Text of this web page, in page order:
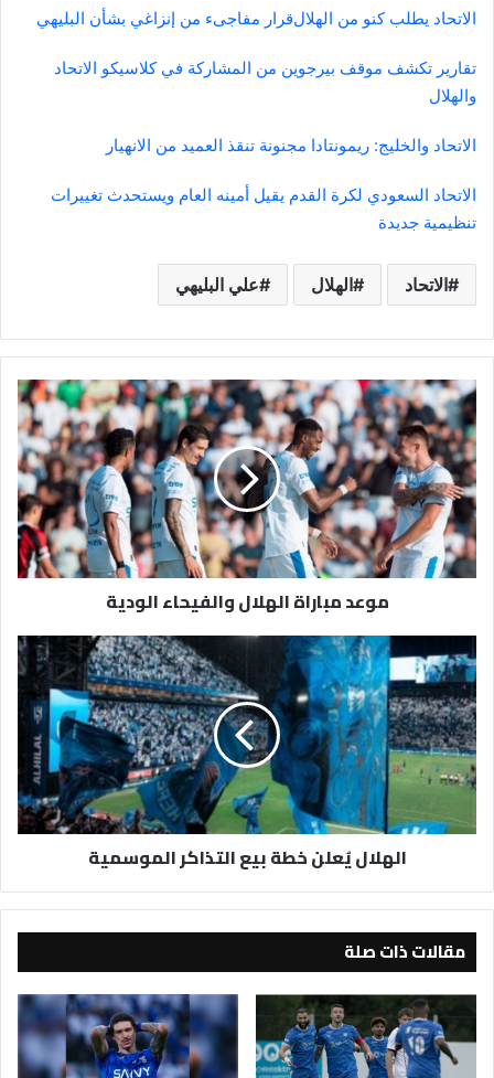
الاتحاد يطلب كنو من الهلالقرار مفاجىء من إنزاغي بشأن البليهي
تقارير تكشف موقف بيرجوين من المشاركة في كلاسيكو الاتحاد
والهلال
الاتحاد والخليج: ريمونتادا مجنونة تنقذ العميد من الانهيار
الاتحاد السعودي لكرة القدم يقيل أمينه العام ويستحدث تغييرات
تنظيمية جديدة
الاتحاد الهلال علي البليهي
موعد
مباراة
الهلال
والفيحاء
الودية
موعد مباراة الهلال والفيحاء الودية
يُعلن
خطة
بيع
التذاكر
الموسمية
الهلال يُعلن خطة بيع التذاكر الموسمية
مقالات ذات صلة